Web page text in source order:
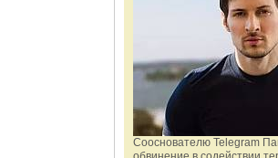
Сооснователю Telegram